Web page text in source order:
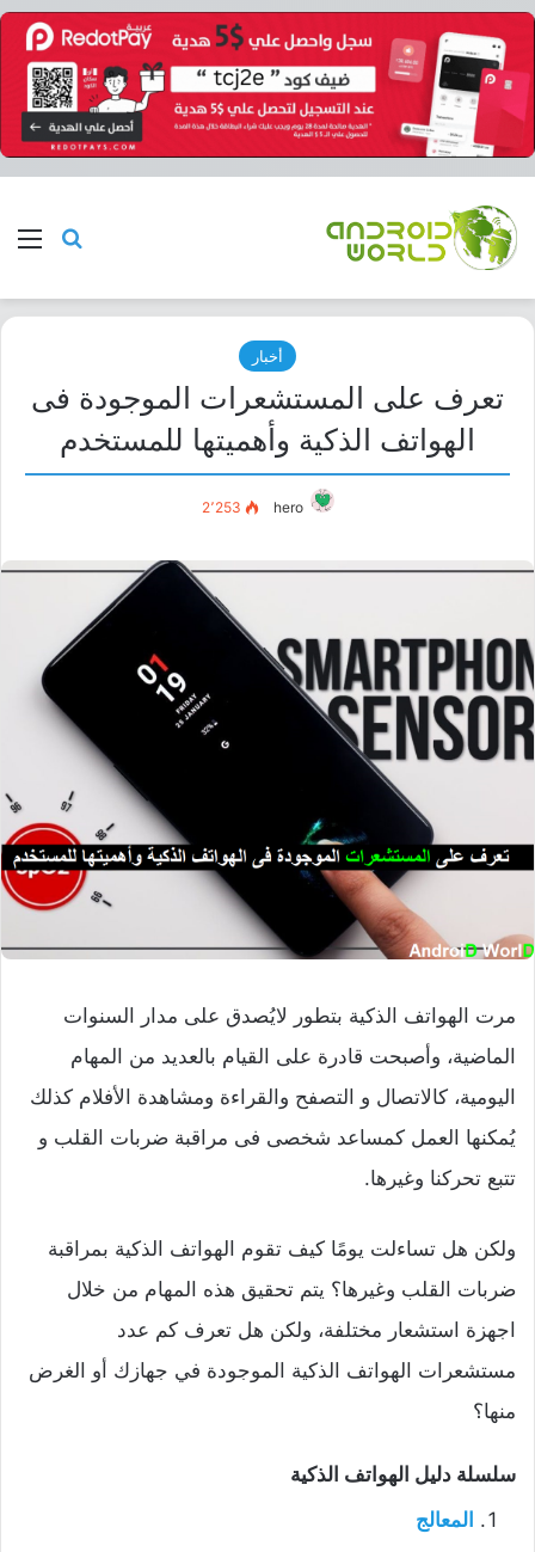
بحث
أخبار
تعرف على المستشعرات الموجودة فى
الهواتف الذكية وأهميتها للمستخدم
hero 2٬253
مرت الهواتف الذكية بتطور لايُصدق على مدار السنوات
الماضية، وأصبحت قادرة على القيام بالعديد من المهام
اليومية، كالاتصال و التصفح والقراءة ومشاهدة الأفلام كذلك
يُمكنها العمل كمساعد شخصى فى مراقبة ضربات القلب و
تتبع تحركنا وغيرها.
ولكن هل تساءلت يومًا كيف تقوم الهواتف الذكية بمراقبة
ضربات القلب وغيرها؟ يتم تحقيق هذه المهام من خلال
اجهزة استشعار مختلفة، ولكن هل تعرف كم عدد
مستشعرات الهواتف الذكية الموجودة في جهازك أو الغرض
منها؟
سلسلة دليل الهواتف الذكية
المعالج